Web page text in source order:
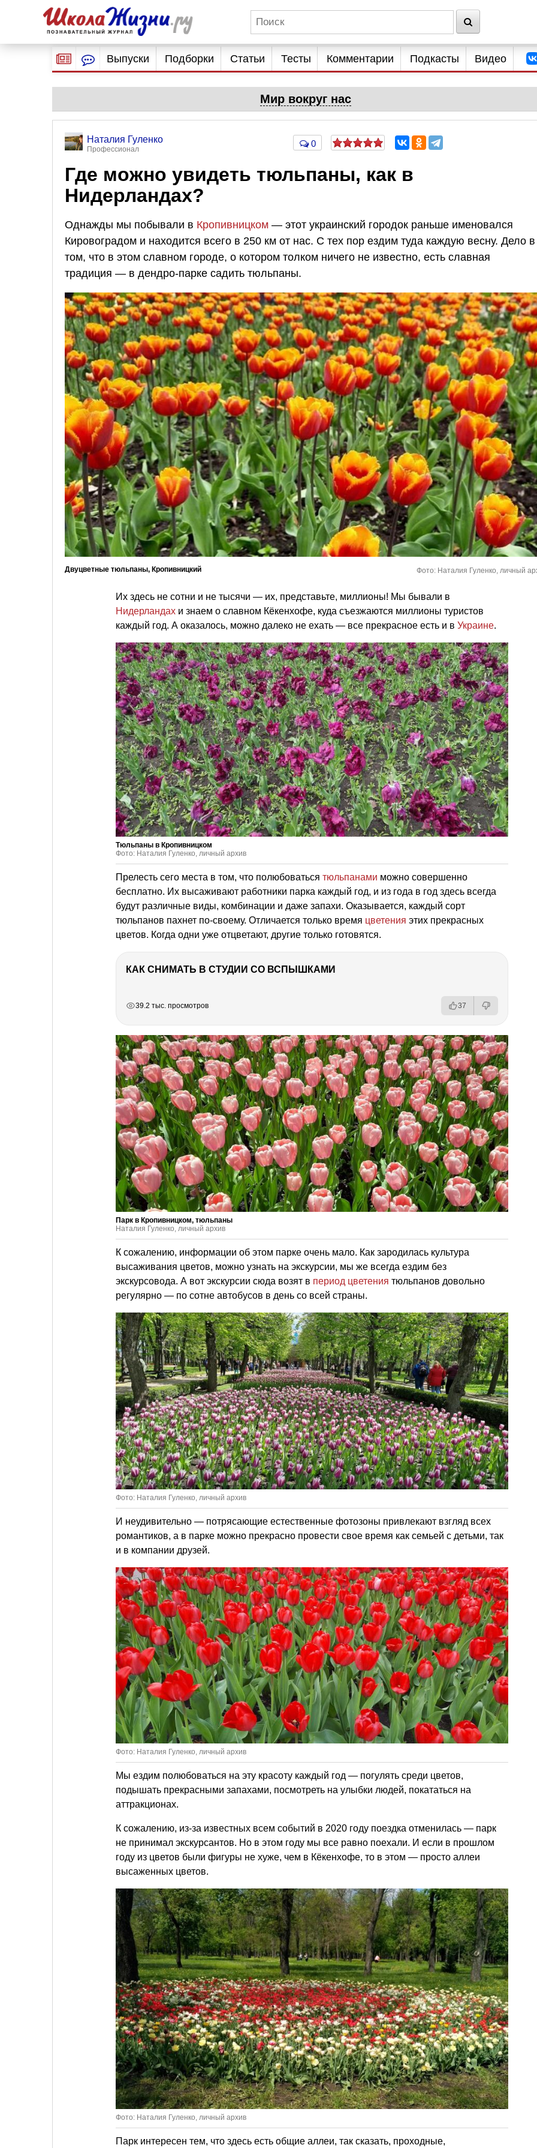
Выпуски Подборки Статьи Тесты Комментарии Подкасты Видео
Мир вокруг нас
Наталия Гуленко
Профессионал
0
Где можно увидеть тюльпаны, как в
Нидерландах?
Однажды мы побывали в Кропивницком — этот украинский городок раньше именовался
Кировоградом и находится всего в 250 км от нас. С тех пор ездим туда каждую весну. Дело в
том, что в этом славном городе, о котором толком ничего не известно, есть славная
традиция — в дендро-парке садить тюльпаны.
Двуцветные тюльпаны, Кропивницкий Фото: Наталия Гуленко, личный
Их здесь не сотни и не тысячи — их, представьте, миллионы! Мы бывали в
Нидерландах и знаем о славном Кёкенхофе, куда съезжаются миллионы туристов
каждый год. А оказалось, можно далеко не ехать — все прекрасное есть и в Украине.
Тюльпаны в Кропивницком
Фото: Наталия Гуленко, личный архив
Прелесть сего места в том, что полюбоваться тюльпанами можно совершенно
бесплатно. Их высаживают работники парка каждый год, и из года в год здесь всегда
будут различные виды, комбинации и даже запахи. Оказывается, каждый сорт
тюльпанов пахнет по-своему. Отличается только время цветения этих прекрасных
цветов. Когда одни уже отцветают, другие только готовятся.
КАК СНИМАТЬ В СТУДИИ СО ВСПЫШКАМИ
39.2 тыс. просмотров 37
Парк в Кропивницком, тюльпаны
Наталия Гуленко, личный архив
К сожалению, информации об этом парке очень мало. Как зародилась культура
высаживания цветов, можно узнать на экскурсии, мы же всегда ездим без
экскурсовода. А вот экскурсии сюда возят в период цветения тюльпанов довольно
регулярно — по сотне автобусов в день со всей страны.
Фото: Наталия Гуленко, личный архив
И неудивительно — потрясающие естественные фотозоны привлекают взгляд всех
романтиков, а в парке можно прекрасно провести свое время как семьей с детьми, так
и в компании друзей.
Фото: Наталия Гуленко, личный архив
Мы ездим полюбоваться на эту красоту каждый год — погулять среди цветов,
подышать прекрасными запахами, посмотреть на улыбки людей, покататься на
аттракционах.
К сожалению, из-за известных всем событий в 2020 году поездка отменилась — парк
не принимал экскурсантов. Но в этом году мы все равно поехали. И если в прошлом
году из цветов были фигуры не хуже, чем в Кёкенхофе, то в этом — просто аллеи
высаженных цветов.
Фото: Наталия Гуленко, личный архив
Парк интересен тем, что здесь есть общие аллеи, так сказать, проходные,